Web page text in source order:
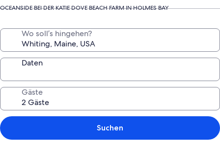
OCEANSIDE BEI DER KATIE DOVE BEACH FARM IN HOLMES BAY
Wo soll’s hingehen?
Daten
Gäste
Suchen